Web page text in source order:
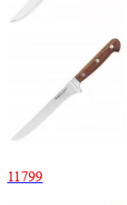
11799